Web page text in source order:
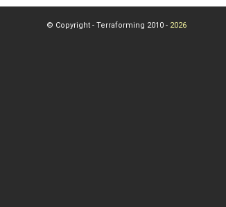
© Copyright - Terraforming 2010 - 2026